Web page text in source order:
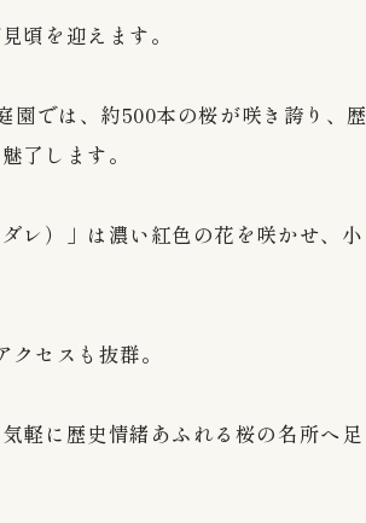
頃を迎えます。
園では、約500本の桜が咲き誇り、歴
了します。
レ）」は濃い紅色の花を咲かせ、小
セスも抜群。
軽に歴史情緒あふれる桜の名所へ足